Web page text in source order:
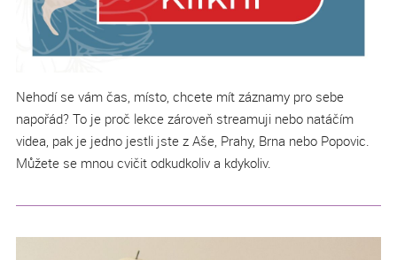
Nehodí se vám čas, místo, chcete mít záznamy pro sebe
napořád? To je proč lekce zároveň streamuji nebo natáčím
videa, pak je jedno jestli jste z Aše, Prahy, Brna nebo Popovic.
Můžete se mnou cvičit odkudkoliv a kdykoliv.